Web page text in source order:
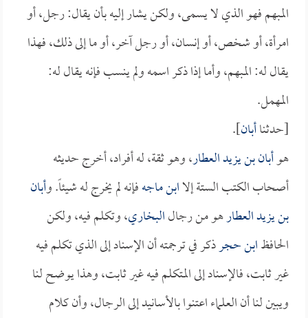
المبهم فهو الذي لا يسمى، ولكن يشار إليه بأن يقال: رجل، أو
امرأة، أو شخص، أو إنسان، أو رجل آخر، أو ما إلى ذلك، فهذا
يقال له: المبهم، وأما إذا ذكر اسمه ولم ينسب فإنه يقال له:
المهمل.
[حدثناأبان].
هوأبان بن يزيد العطار، وهو ثقة، له أفراد، أخرج حديثه
أصحاب الكتب الستة إلاابن ماجهفإنه لم يخرج له شيئاً. وأبان
بن يزيد العطارهو من رجالالبخاري، وتكلم فيه، ولكن
الحافظابن حجرذكر في ترجمته أن الإسناد إلى الذي تكلم فيه
غير ثابت، فالإسناد إلى المتكلم فيه غير ثابت، وهذا يوضح لنا
ويبين لنا أن العلماء اعتنوا بالأسانيد إلى الرجال، وأن كلام